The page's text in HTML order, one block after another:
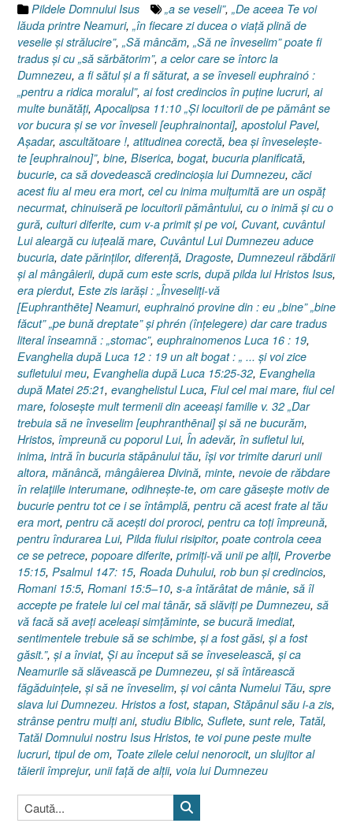
Pildele Domnului Isus „a se veseli”, „De aceea Te voi
lăuda printre Neamuri, „în fiecare zi ducea o viaţă plină de
veselie şi strălucire”, „Să mâncăm, „Să ne înveselim” poate fi
tradus şi cu „să sărbătorim”, a celor care se întorc la
Dumnezeu, a fi sătul şi a fi săturat, a se înveseli euphrainó :
„pentru a ridica moralul”, ai fost credincios în puţine lucruri, ai
multe bunătăţi,Apocalipsa 11:10 „Şi locuitorii de pe pământ se
vor bucura şi se vor înveseli [euphrainontai], apostolul Pavel,
Aşadar, ascultătoare !, atitudinea corectă, bea şi înveseleşte-
te [euphrainou]”, bine, Biserica, bogat, bucuria planificată,
bucurie, ca să dovedească credincioşia lui Dumnezeu, căci
acest fiu al meu era mort, cel cu inima mulţumită are un ospăţ
necurmat, chinuiseră pe locuitorii pământului, cu o inimă şi cu o
gură, culturi diferite, cum v-a primit şi pe voi, Cuvant, cuvântul
Lui aleargă cu iuţeală mare, Cuvântul Lui Dumnezeu aduce
bucuria, date părinţilor, diferenţă, Dragoste, Dumnezeul răbdării
şi al mângâierii, după cum este scris, după pilda lui Hristos Isus,
era pierdut, Este zis iarăşi : „Înveseliţi-vă
[Euphranthēte] Neamuri, euphrainó provine din : eu „bine” „bine
făcut” „pe bună dreptate” şi phrén (înţelegere) dar care tradus
literal înseamnă : „stomac”, euphrainomenos Luca 16 : 19,
Evanghelia după Luca 12 : 19 un alt bogat : „ ... şi voi zice
sufletului meu, Evanghelia după Luca 15:25-32, Evanghelia
după Matei 25:21, evanghelistul Luca, Fiul cel mai mare, fiul cel
mare, foloseşte mult termenii din aceeaşi familie v. 32 „Dar
trebuia să ne înveselim [euphranthēnai] şi să ne bucurăm,
Hristos, împreună cu poporul Lui, În adevăr, în sufletul lui,
inima, intră în bucuria stăpânului tău, îşi vor trimite daruri unii
altora, mănâncă, mângâierea Divină, minte, nevoie de răbdare
în relaţiile interumane, odihneşte-te, om care găseşte motiv de
bucurie pentru tot ce i se întâmplă, pentru că acest frate al tău
era mort, pentru că aceşti doi proroci, pentru ca toţi împreună,
pentru îndurarea Lui, Pilda fiului risipitor, poate controla ceea
ce se petrece, popoare diferite, primiţi-vă unii pe alţii, Proverbe
15:15, Psalmul 147: 15, Roada Duhului, rob bun şi credincios,
Romani 15:5, Romani 15:5–10, s-a întărâtat de mânie, să îl
accepte pe fratele lui cel mai tânăr, să slăviţi pe Dumnezeu, să
vă facă să aveţi aceleaşi simţăminte, se bucură imediat,
sentimentele trebuie să se schimbe, şi a fost găsi, şi a fost
găsit.”, şi a înviat, Şi au început să se înveselească, şi ca
Neamurile să slăvească pe Dumnezeu, şi să întărească
făgăduinţele, şi să ne înveselim, şi voi cânta Numelui Tău, spre
slava lui Dumnezeu. Hristos a fost, stapan, Stăpânul său i-a zis,
strânse pentru mulţi ani, studiu Biblic, Suflete, sunt rele, Tatăl,
Tatăl Domnului nostru Isus Hristos, te voi pune peste multe
lucruri, tipul de om, Toate zilele celui nenorocit, un slujitor al
tăierii împrejur, unii faţă de alţii, voia lui Dumnezeu